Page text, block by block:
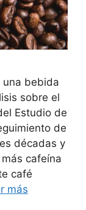
una bebida
sobre el
Estudio de
de
décadas y
cafeína
café
más